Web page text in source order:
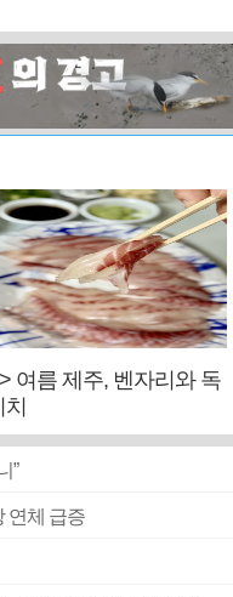
여름 제주, 벤자리와 독
”
연체 급증